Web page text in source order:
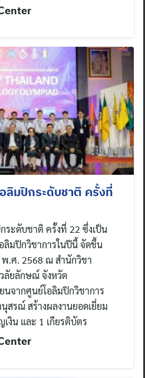
ลิมปิกระดับชาติ ครั้งที่
ระดับชาติ ครั้งที่ 22 ซึ่งเป็น
ลิมปิกวิชาการในปีนี้ จัดขึ้น
พ.ศ. 2568 ณ สำนักวิชา
ลัยลักษณ์ จังหวัด
นจากศูนย์โอลิมปิกวิชาการ
สรณ์ สร้างผลงานยอดเยี่ยม
งิน และ 1 เกียรติบัตร